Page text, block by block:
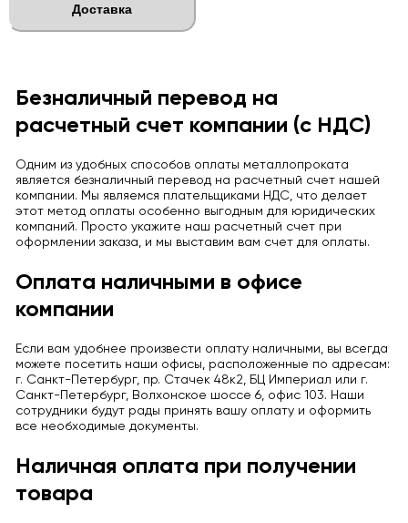
Доставка
Безналичный перевод на
расчетный счет компании (с НДС)
Одним из удобных способов оплаты металлопроката
является безналичный перевод на расчетный счет нашей
компании. Мы являемся плательщиками НДС, что делает
этот метод оплаты особенно выгодным для юридических
компаний. Просто укажите наш расчетный счет при
оформлении заказа, и мы выставим вам счет для оплаты.
Оплата наличными в офисе
компании
Если вам удобнее произвести оплату наличными, вы всегда
можете посетить наши офисы, расположенные по адресам:
г. Санкт-Петербург, пр. Стачек 48к2, БЦ Империал или г.
Санкт-Петербург, Волхонское шоссе 6, офис 103. Наши
сотрудники будут рады принять вашу оплату и оформить
все необходимые документы.
Наличная оплата при получении
товара